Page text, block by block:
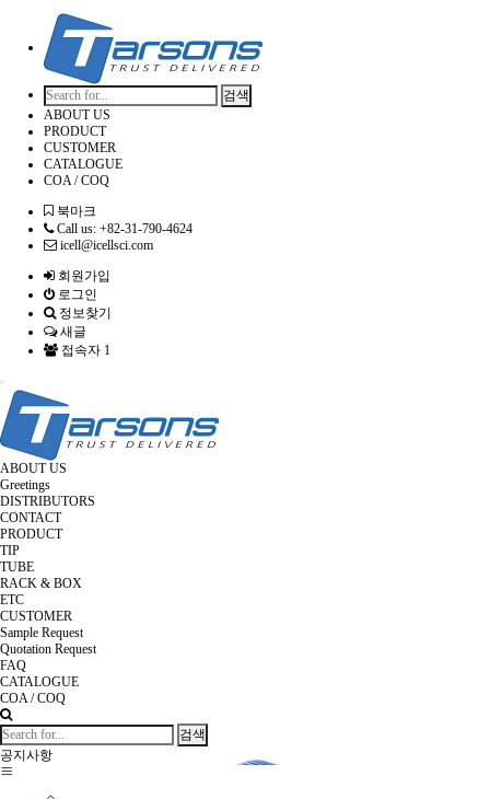
검색
ABOUT US
PRODUCT
CUSTOMER
CATALOGUE
COA / COQ
북마크
Call us: +82-31-790-4624
icell@icellsci.com
회원가입
로그인
정보찾기
새글
접속자 1
Toggle
navigation
ABOUT US
Greetings
DISTRIBUTORS
CONTACT
PRODUCT
TIP
TUBE
RACK & BOX
ETC
CUSTOMER
Sample Request
Quotation Request
FAQ
CATALOGUE
COA / COQ
검색
공지사항